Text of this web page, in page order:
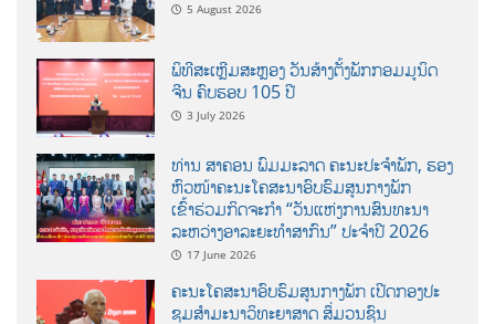
5 August 2026
ພິທີສະເຫຼີມສະຫຼອງ ວັນສ້າງຕັ້ງພັກກອມມູນິດ
ຈີນ ຄົບຮອບ 105 ປີ
3 July 2026
ທ່ານ ສາຄອນ ພົມມະລາດ ຄະນະປະຈໍາພັກ, ຮອງ
ຫົວໜ້າຄະນະໂຄສະນາອົບຮົມສູນກາງພັກ
ເຂົ້າຮ່ວມກິດຈະກຳ “ວັນແຫ່ງການສົນທະນາ
ລະຫວ່າງອາລະຍະທຳສາກົນ” ປະຈຳປີ 2026
17 June 2026
ຄະນະໂຄສະນາອົບຮົມສູນກາງພັກ ເປີດກອງປະ
ຊຸມສຳມະນາວິທະຍາສາດ ສຶ່ມວນຊົນ